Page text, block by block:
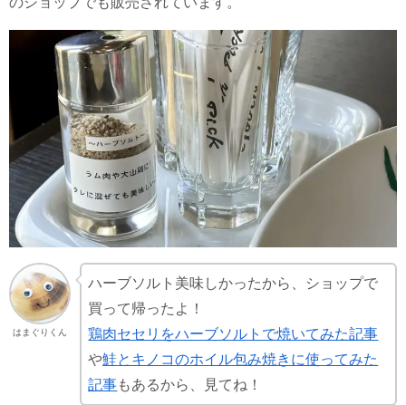
はまぐりくん
ハーブソルト美味しかったから、ショップで
買って帰ったよ！
鶏肉セセリをハーブソルトで焼いてみた記事
や鮭とキノコのホイル包み焼きに使ってみた
記事もあるから、見てね！